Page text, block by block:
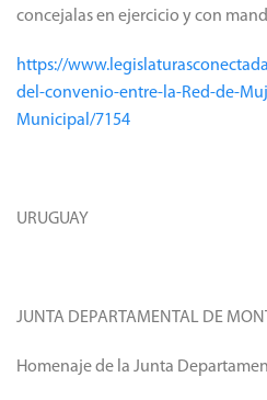
concejalas en ejercicio y con
https://
del-convenio-entre-la-Red-de-
Municipal/7154
URUGUAY
JUNTA DEPARTAMENTAL DE
Homenaje de la Junta